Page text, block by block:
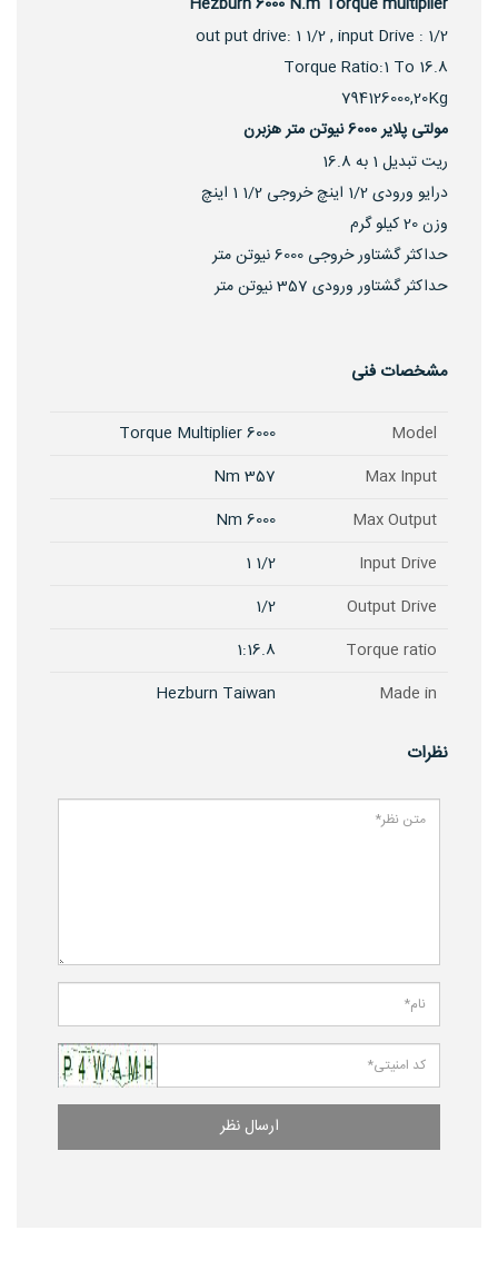
out put drive: 1 1/2 , input Drive : 1/2
Torque Ratio:1 To 16.8
794126000,20Kg
مولتی پلایر 6000 نیوتن متر هزبرن
ریت تبدیل 1 به 16.8
درایو ورودی 1/2 اینچ خروجی 1/2 1 اینچ
وزن 20 کیلو گرم
حداکثر گشتاور خروجی 6000 نیوتن متر
حداکثر گشتاور ورودی 357 نیوتن متر
مشخصات فنی
Model
6000 Torque Multiplier
Max Input
357 Nm
Max Output
6000 Nm
Input Drive
1/2 1
Output Drive
1/2
Torque ratio
1:16.8
Made in
Hezburn Taiwan
نظرات
ارسال نظر